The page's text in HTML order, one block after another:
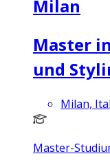
Milan
Master
und
Milan,
Master-